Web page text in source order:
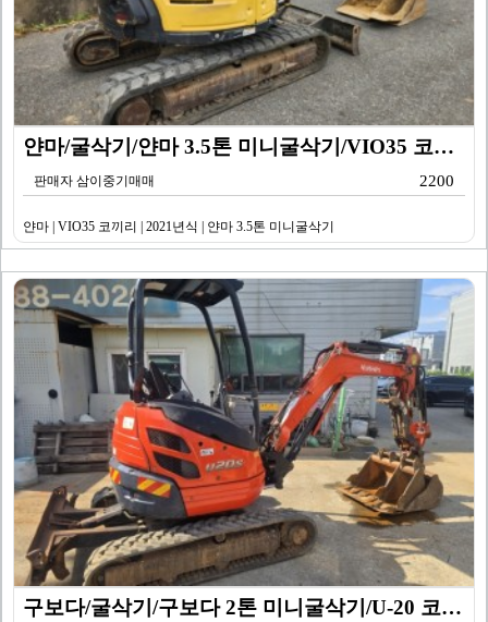
얀마/굴삭기/얀마 3.5톤 미니굴삭기/VIO35 코끼리…
판매자 삼이중기매매 2200
얀마 | VIO35 코끼리 | 2021년식 | 얀마 3.5톤 미니굴삭기
구보다/굴삭기/구보다 2톤 미니굴삭기/U-20 코끼리/…